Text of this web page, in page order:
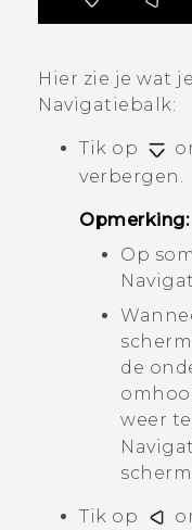
Hier zie je wat
Navigatiebalk:
Tik op
verbergen.
Opmerking:
Op
de
weer
Tik op